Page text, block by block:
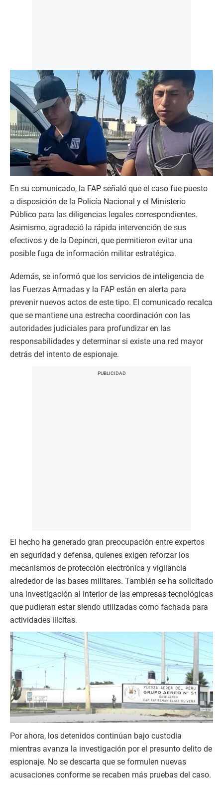
En su comunicado, la FAP señaló que el caso fue puesto
a disposición de la Policía Nacional y el Ministerio
Público para las diligencias legales correspondientes.
Asimismo, agradeció la rápida intervención de sus
efectivos y de la Depincri, que permitieron evitar una
posible fuga de información militar estratégica.
Además, se informó que los servicios de inteligencia de
las Fuerzas Armadas y la FAP están en alerta para
prevenir nuevos actos de este tipo. El comunicado recalca
que se mantiene una estrecha coordinación con las
autoridades judiciales para profundizar en las
responsabilidades y determinar si existe una red mayor
detrás del intento de espionaje.
El hecho ha generado gran preocupación entre expertos
en seguridad y defensa, quienes exigen reforzar los
mecanismos de protección electrónica y vigilancia
alrededor de las bases militares. También se ha solicitado
una investigación al interior de las empresas tecnológicas
que pudieran estar siendo utilizadas como fachada para
actividades ilícitas.
Por ahora, los detenidos continúan bajo custodia
mientras avanza la investigación por el presunto delito de
espionaje. No se descarta que se formulen nuevas
acusaciones conforme se recaben más pruebas del caso.